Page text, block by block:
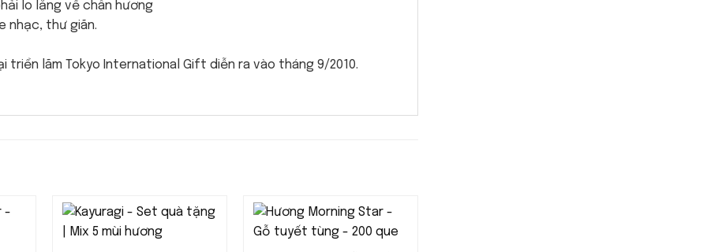
lo lắng về chân hương
nhạc, thư giãn.
triển lãm Tokyo International Gift diễn ra vào tháng 9/2010.